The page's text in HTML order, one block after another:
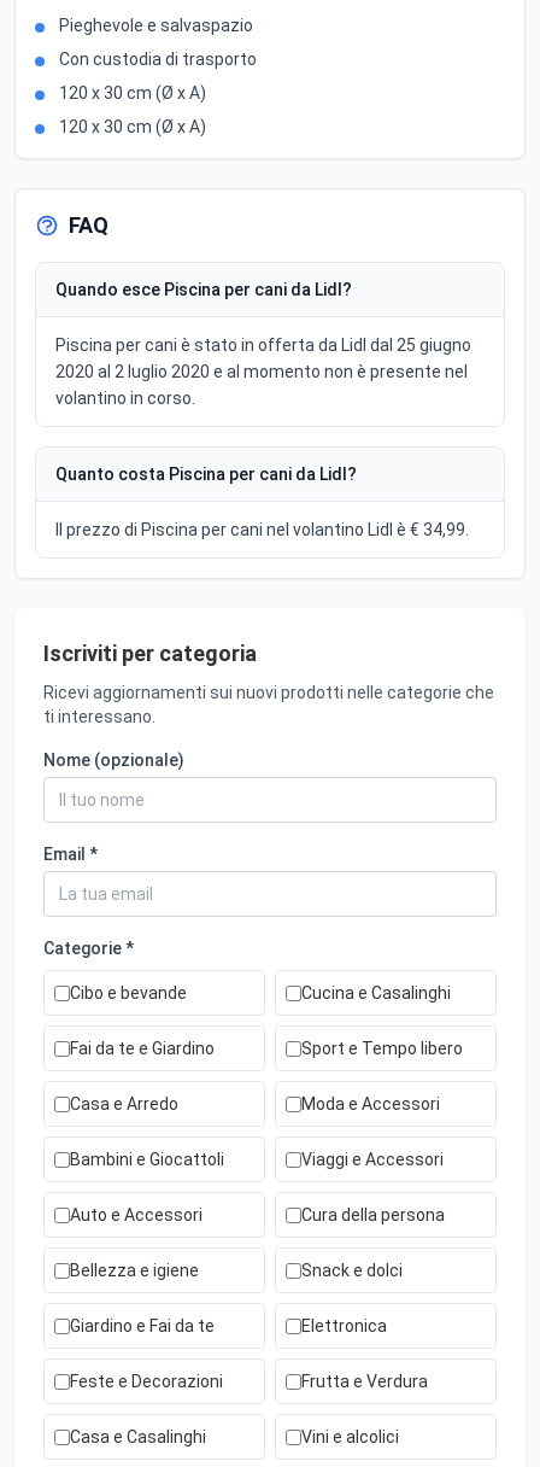
Pieghevole e salvaspazio
Con custodia di trasporto
120 x 30 cm (Ø x A)
120 x 30 cm (Ø x A)
FAQ
Quando esce Piscina per cani da Lidl?
Piscina per cani è stato in offerta da Lidl dal 25 giugno
2020 al 2 luglio 2020 e al momento non è presente nel
volantino in corso.
Quanto costa Piscina per cani da Lidl?
Il prezzo di Piscina per cani nel volantino Lidl è € 34,99.
Iscriviti per categoria
Ricevi aggiornamenti sui nuovi prodotti nelle categorie che
ti interessano.
Nome (opzionale)
Email *
Categorie *
Cibo e bevande Cucina e Casalinghi
Fai da te e Giardino Sport e Tempo libero
Casa e Arredo Moda e Accessori
Bambini e Giocattoli Viaggi e Accessori
Auto e Accessori Cura della persona
Bellezza e igiene Snack e dolci
Giardino e Fai da te Elettronica
Feste e Decorazioni Frutta e Verdura
Casa e Casalinghi Vini e alcolici